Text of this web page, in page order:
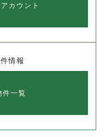
カウント
情報
件一覧